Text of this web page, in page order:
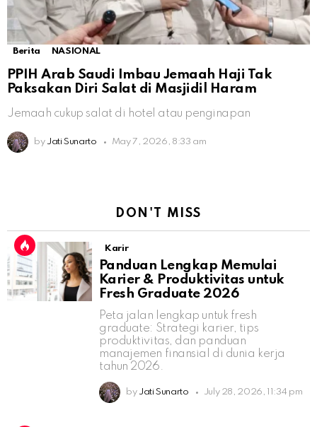
Berita NASIONAL
PPIH Arab Saudi Imbau Jemaah Haji Tak
Paksakan Diri Salat di Masjidil Haram
Jemaah cukup salat di hotel atau penginapan
by Jati Sunarto May 7, 2026, 8:33 am
DON'T MISS
Karir
Panduan Lengkap Memulai
Karier & Produktivitas untuk
Fresh Graduate 2026
Peta jalan lengkap untuk fresh
graduate: Strategi karier, tips
produktivitas, dan panduan
manajemen finansial di dunia kerja
tahun 2026.
by Jati Sunarto July 28, 2026, 11:34 pm